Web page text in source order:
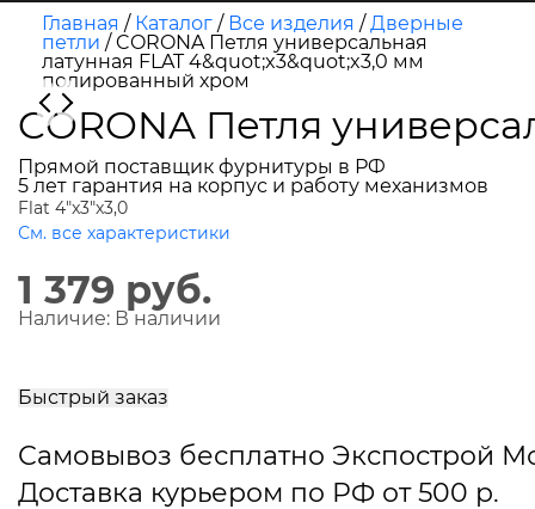
Главная / Каталог / Все изделия /Дверные
петли /CORONA Петля универсальная
латунная FLAT 4&quot;x3&quot;x3,0 мм
полированный хром
CORONA Петля
Прямой поставщик фурнитуры в РФ
5 лет гарантия на корпус и работу механизмов
Flat 4"x3"x3,0
См. все характеристики
1 379 руб.
Наличие: В наличии
Быстрый заказ
Самовывоз бесплатно Экспострой
Доставка курьером по РФ от 500 р.